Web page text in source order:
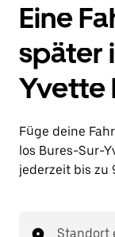
Eine
später
Yvette
Füge deine
los Bures-Sur-
jederzeit bis zu
Standort